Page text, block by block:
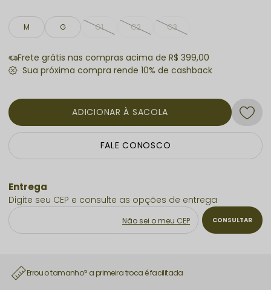
M G G1 G2 G3
ADICIONAR À SACOLA
Frete grátis nas compras acima de R$ 399,00
FALE CONOSCO
Não sei o meu CEP
Errou o tamanho? a primeira troca é facilitada